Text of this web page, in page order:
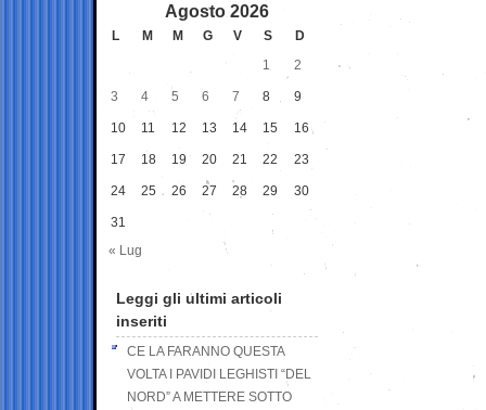
Agosto 2026
L M M G V S
D
1
2
3 4 5 6 7 8 9
10 11 12 13 14 15 16
17 18 19 20 21 22 23
24 25 26 27 28 29 30
31
« Lug
Leggi gli ultimi articoli
inseriti
CE LA FARANNO QUESTA
VOLTA I PAVIDI LEGHISTI “DEL
NORD” A METTERE SOTTO